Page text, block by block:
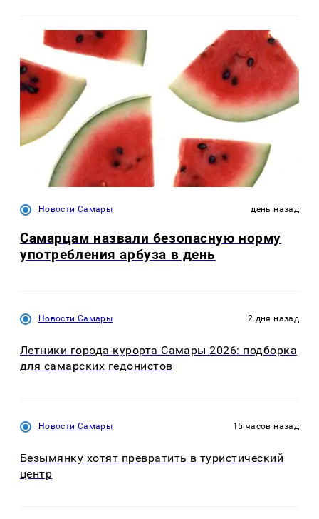
Новости Самары день назад
Самарцам назвали безопасную норму
употребления арбуза в день
Новости Самары 2 дня назад
Летники города-курорта Самары 2026: подборка
для самарских гедонистов
Новости Самары 15 часов назад
Безымянку хотят превратить в туристический
центр